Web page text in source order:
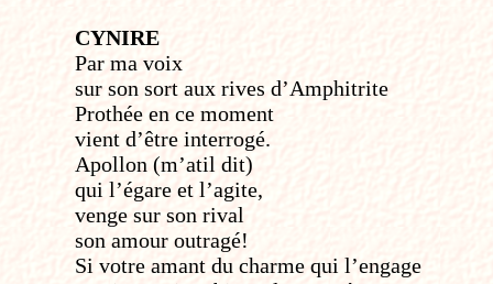
CYNIRE
Par ma voix
sur son sort aux rives d’Amphitrite
Prothée en ce moment
vient d’être interrogé.
Apollon (m’a­t­il dit)
qui l’égare et l’agite,
venge sur son rival
son amour outragé!
Si votre amant du charme qui l’engage